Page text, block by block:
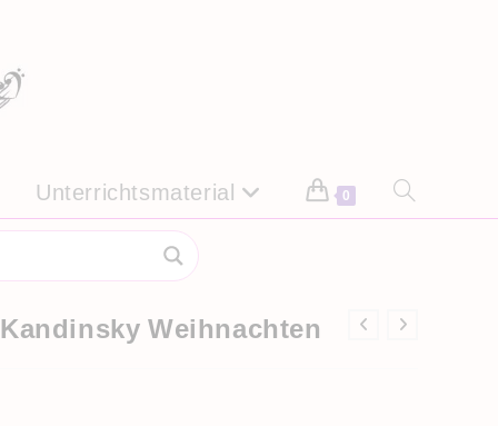
Unterrichtsmaterial 0 Website-
Weihnachten